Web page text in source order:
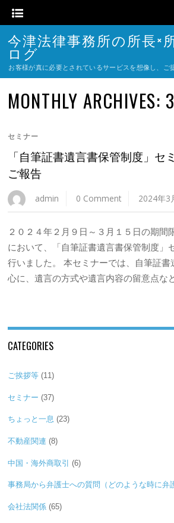
今津法律事務所の所長×
ログ
お客様が真に必要とされているサービスを想像し、ご
MONTHLY ARCHIVES:
セミナー
「自筆証書遺言書保管制度」セ
ご報告
admin 0 Comment 2024年3
２０２４年２月９日～３月１５日の期間
において、「自筆証書遺言書保管制度」
行いました。 本セミナーでは、自筆証書
心に、遺言の方式や遺言内容の留意点な
CATEGORIES
ご挨拶等 (11)
セミナー (37)
ちょっと一息 (23)
不動産関連 (8)
中国・海外商取引 (6)
事務局から弁護士への質問（どのような時に弁
会社法関係 (65)